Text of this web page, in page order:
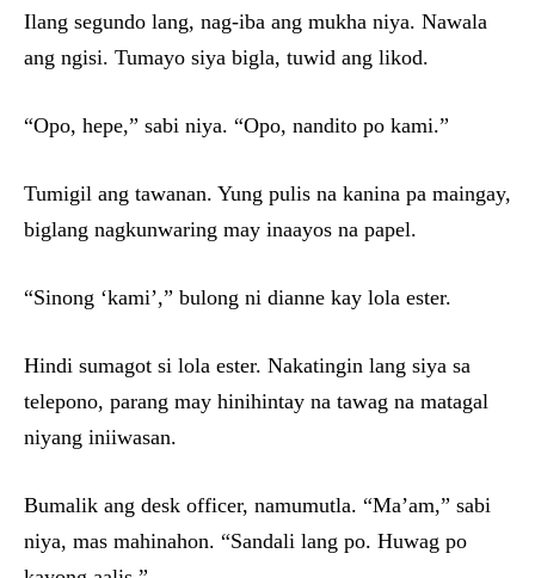
Ilang segundo lang, nag-iba ang mukha niya. Nawala
ang ngisi. Tumayo siya bigla, tuwid ang likod.
“Opo, hepe,” sabi niya. “Opo, nandito po kami.”
Tumigil ang tawanan. Yung pulis na kanina pa maingay,
biglang nagkunwaring may inaayos na papel.
“Sinong ‘kami’,” bulong ni dianne kay lola ester.
Hindi sumagot si lola ester. Nakatingin lang siya sa
telepono, parang may hinihintay na tawag na matagal
niyang iniiwasan.
Bumalik ang desk officer, namumutla. “Ma’am,” sabi
niya, mas mahinahon. “Sandali lang po. Huwag po